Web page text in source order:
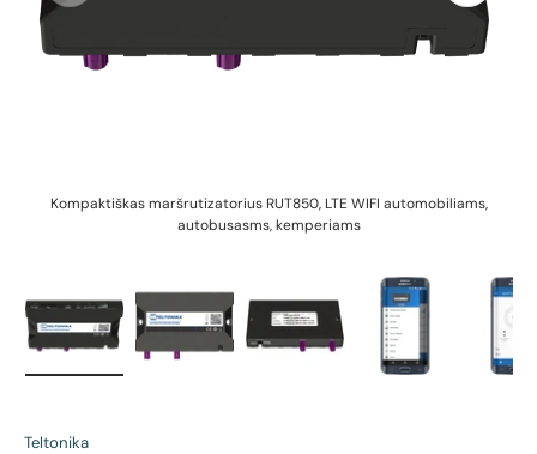
Kompaktiškas maršrutizatorius RUT850, LTE WIFI automobiliams,
autobusasms, kemperiams
Teltonika